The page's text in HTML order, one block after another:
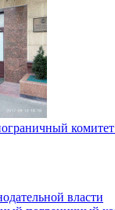
власти